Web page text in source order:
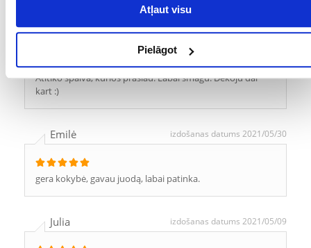
Atļaut visu
Pielāgot
Lina izdošanas datums 2021/06/13
Atitiko spalva, kurios prasiau. Labai smagu. Dekoju dar
kart :)
Emilė izdošanas datums 2021/05/30
gera kokybė, gavau juodą, labai patinka.
Julia izdošanas datums 2021/05/09